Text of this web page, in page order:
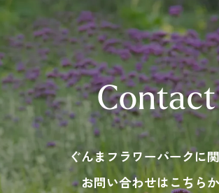
Contact
ぐんまフラワーパークに
お問い合わせはこちら